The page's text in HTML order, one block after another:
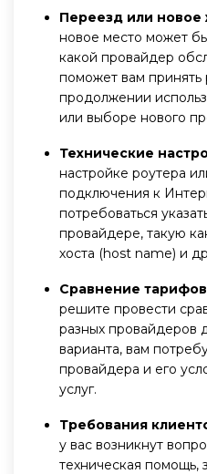
Переезд или новое
новое место может
какой провайдер
поможет вам
продолжении
или выборе нового
Технические
настройке роутера
подключения к
потребоваться
провайдере, такую
хоста (host name) и
Сравнение тарифов
решите провести
разных провайдеров
варианта, вам
провайдера и его
услуг.
Требования
у вас возникнут
техническая помощь,